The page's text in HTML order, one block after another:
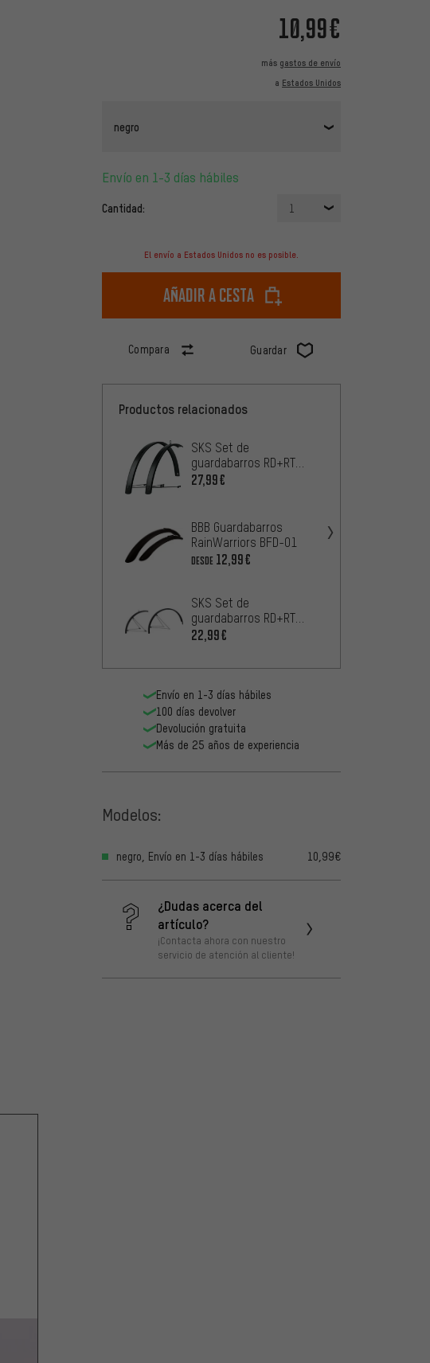
10,99€
más gastos de envío
a Estados Unidos
negro
Envío en 1-3 días hábiles
Cantidad: 1
El envío a Estados Unidos no es posible.
Añadir a cesta
Compara Guardar
Productos relacionados
SKS Set de
guardabarros RD+RT
Edge AL
27,99€
BBB Guardabarros
RainWarriors BFD-01
DESDE 12,99€
SKS Set de
guardabarros RD+RT
Bluemels Basic
22,99€
Envío en 1-3 días hábiles
100 días devolver
Devolución gratuita
Más de 25 años de experiencia
Modelos:
negro, Envío en 1-3 días hábiles 10,99€
¿Dudas acerca del
artículo?
¡Contacta ahora con nuestro
servicio de atención al cliente!